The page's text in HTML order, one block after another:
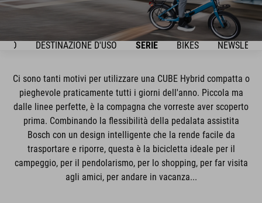
DESTINAZIONE D'USO SERIE BIKES
Ci sono tanti motivi per utilizzare una CUBE Hybrid compatta o
pieghevole praticamente tutti i giorni dell'anno. Piccola ma
dalle linee perfette, è la compagna che vorreste aver scoperto
prima. Combinando la flessibilità della pedalata assistita
Bosch con un design intelligente che la rende facile da
trasportare e riporre, questa è la bicicletta ideale per il
campeggio, per il pendolarismo, per lo shopping, per far visita
agli amici, per andare in vacanza...